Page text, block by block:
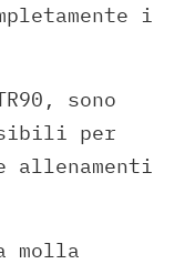
i
sono
per
allenamenti
molla